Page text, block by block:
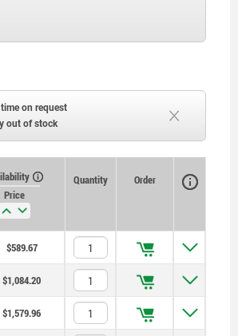
time on request
out of stock
Price
Quantity Order
$589.67
$1,084.20
$1,579.96